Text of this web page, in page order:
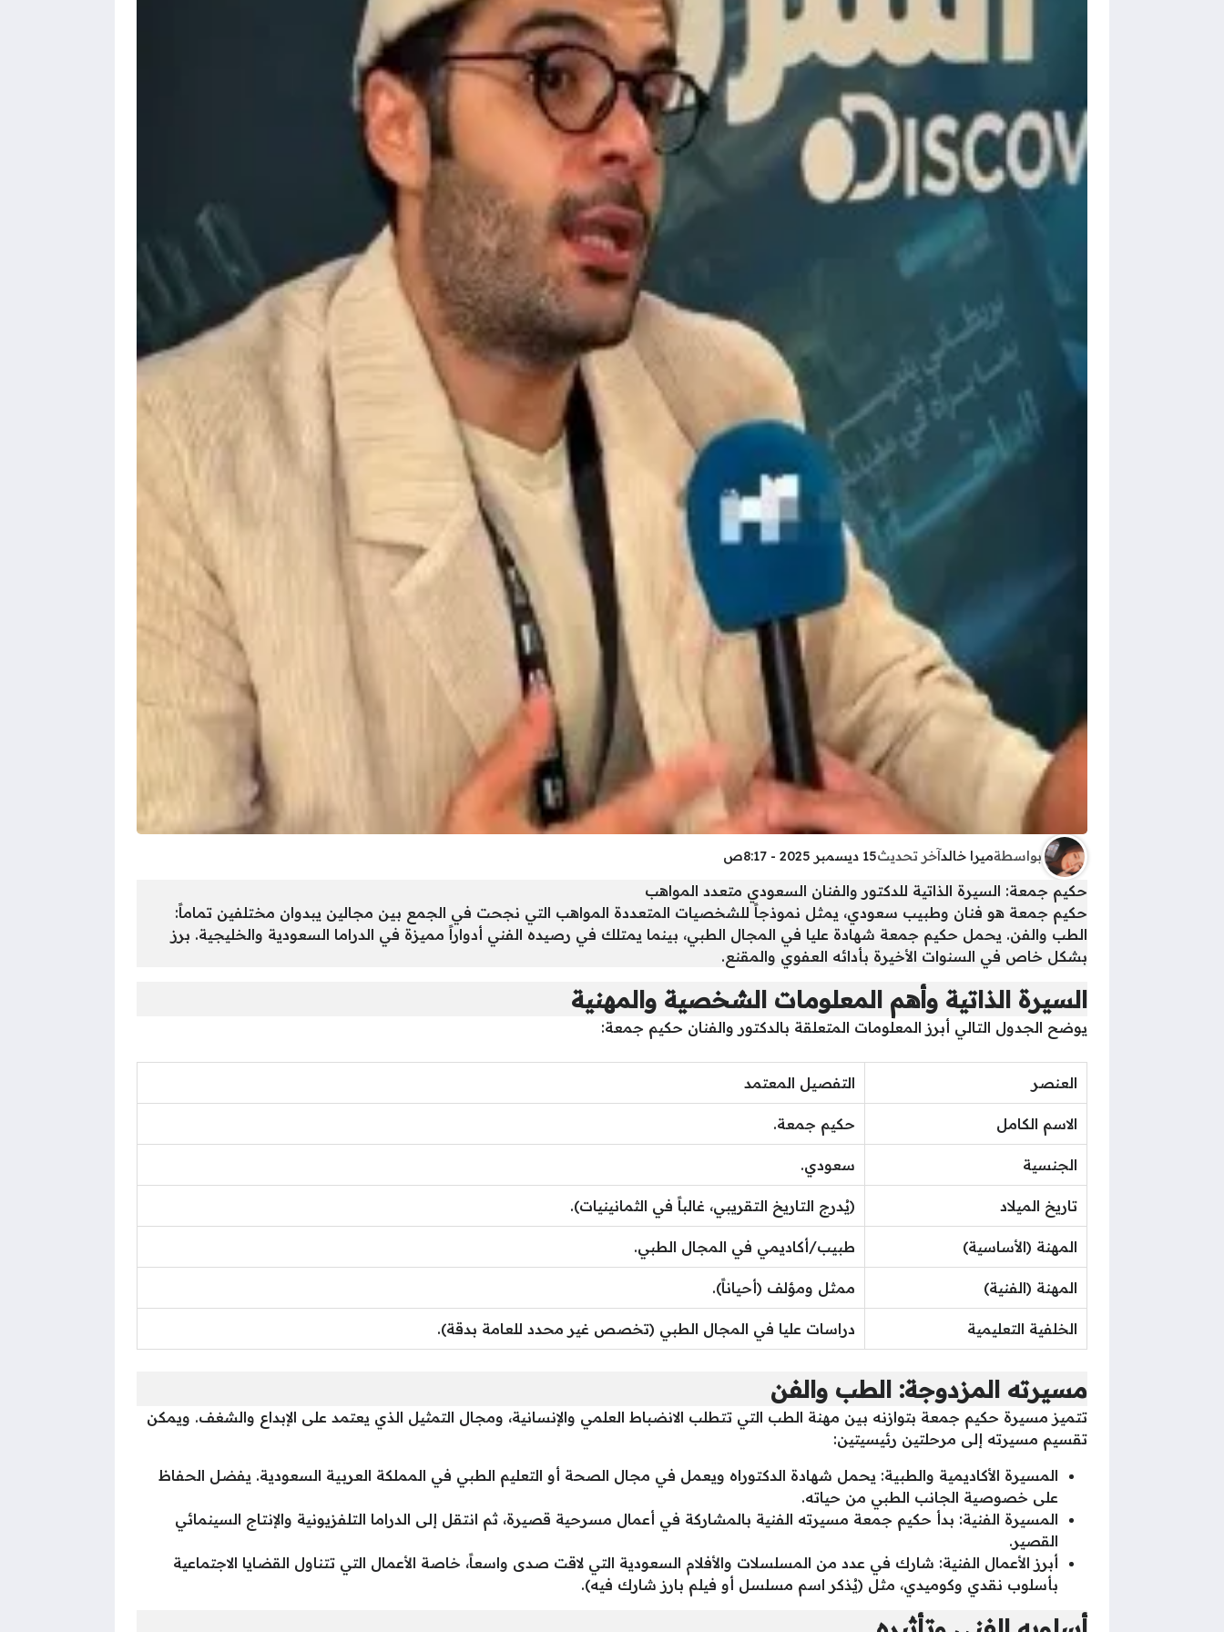
بواسطةميرا خالد آخر تحديث15 ديسمبر 2025 - 8:17ص
حكيم جمعة: السيرة الذاتية للدكتور والفنان السعودي متعدد المواهب
حكيم جمعة هو فنان وطبيب سعودي، يمثل نموذجاً للشخصيات المتعددة المواهب التي نجحت في الجمع بين مجالين يبدوان مختلفين تماماً:
الطب والفن. يحمل حكيم جمعة شهادة عليا في المجال الطبي، بينما يمتلك في رصيده الفني أدواراً مميزة في الدراما السعودية والخليجية. برز
بشكل خاص في السنوات الأخيرة بأدائه العفوي والمقنع.
السيرة الذاتية وأهم المعلومات الشخصية والمهنية
يوضح الجدول التالي أبرز المعلومات المتعلقة بالدكتور والفنان حكيم جمعة:
العنصر التفصيل المعتمد
الاسم الكامل حكيم جمعة.
الجنسية سعودي.
تاريخ الميلاد (يُدرج التاريخ التقريبي، غالباً في الثمانينيات).
المهنة (الأساسية) طبيب/أكاديمي في المجال الطبي.
المهنة (الفنية) ممثل ومؤلف (أحياناً).
الخلفية التعليمية دراسات عليا في المجال الطبي (تخصص غير محدد للعامة بدقة).
مسيرته المزدوجة: الطب والفن
تتميز مسيرة حكيم جمعة بتوازنه بين مهنة الطب التي تتطلب الانضباط العلمي والإنسانية، ومجال التمثيل الذي يعتمد على الإبداع والشغف. ويمكن
تقسيم مسيرته إلى مرحلتين رئيسيتين:
المسيرة الأكاديمية والطبية: يحمل شهادة الدكتوراه ويعمل في مجال الصحة أو التعليم الطبي في المملكة العربية السعودية. يفضل الحفاظ
على خصوصية الجانب الطبي من حياته.
المسيرة الفنية: بدأ حكيم جمعة مسيرته الفنية بالمشاركة في أعمال مسرحية قصيرة، ثم انتقل إلى الدراما التلفزيونية والإنتاج السينمائي
القصير.
أبرز الأعمال الفنية: شارك في عدد من المسلسلات والأفلام السعودية التي لاقت صدى واسعاً، خاصة الأعمال التي تتناول القضايا الاجتماعية
بأسلوب نقدي وكوميدي، مثل (يُذكر اسم مسلسل أو فيلم بارز شارك فيه).